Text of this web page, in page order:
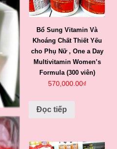
Bổ Sung Vitamin Và
Khoáng Chất Thiết Yếu
cho Phụ Nữ , One a Day
Multivitamin Women’s
Formula (300 viên)
570,000.00₫
Đọc tiếp